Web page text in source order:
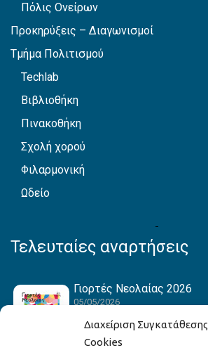
Διαχείριση Συγκατάθεσης
Cookies
Πόλις Ονείρων
Προκηρύξεις – Διαγωνισμοί
Τμήμα Πολιτισμού
Techlab
Βιβλιοθήκη
Πινακοθήκη
Σχολή χορού
Φιλαρμονική
Ωδείο
Τελευταίες αναρτήσεις
Γιορτές Νεολαίας 2026
05/05/2026